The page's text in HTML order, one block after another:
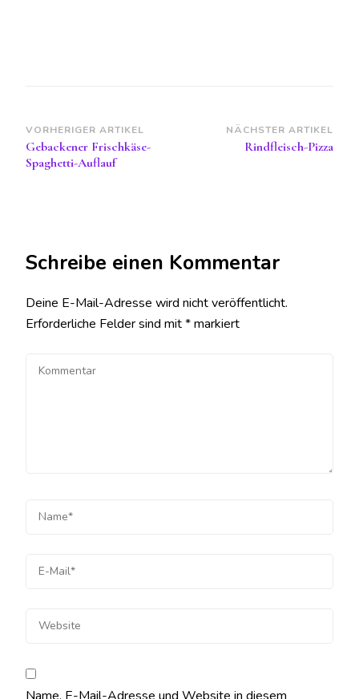
Beitragsnavigation
VORHERIGER ARTIKEL
Gebackener Frischkäse-
Spaghetti-Auflauf
NÄCHSTER ARTIKEL
Rindfleisch-Pizza
Schreibe einen Kommentar
Deine E-Mail-Adresse wird nicht veröffentlicht.
Erforderliche Felder sind mit*markiert